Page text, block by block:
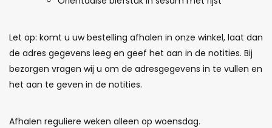
Let op: komt u uw bestelling afhalen in onze winkel, laat dan
de adres gegevens leeg en geef het aan in de notities. Bij
bezorgen vragen wij u om de adresgegevens in te vullen en
het aan te geven in de notities.
Afhalen reguliere weken alleen op woensdag.